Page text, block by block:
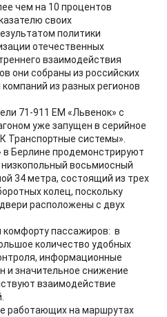
чем на 10 процентов
своих
политики
отечественных
взаимодействия
они собраны из российских
из разных регионов
71-911 ЕМ «Львенок» с
уже запущен в серийное
Транспортные системы».
в Берлине продемонстрируют
восьмиосный
34 метра, состоящий из трех
колец, поскольку
расположены с двух
комфорту пассажиров: в
количество удобных
информационные
и значительное снижение
взаимодействие
работающих на маршрутах